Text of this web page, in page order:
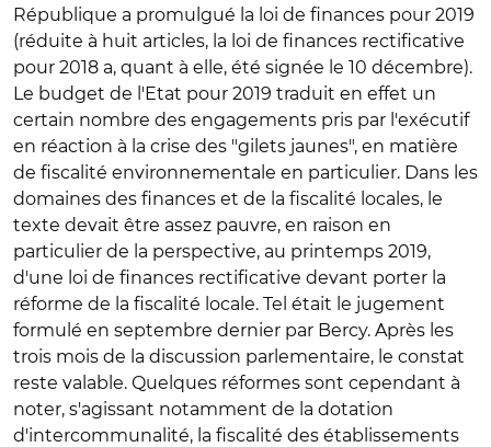
République a promulgué la loi de finances pour 2019
(réduite à huit articles, la loi de finances rectificative
pour 2018 a, quant à elle, été signée le 10 décembre).
Le budget de l'Etat pour 2019 traduit en effet un
certain nombre des engagements pris par l'exécutif
en réaction à la crise des "gilets jaunes", en matière
de fiscalité environnementale en particulier. Dans les
domaines des finances et de la fiscalité locales, le
texte devait être assez pauvre, en raison en
particulier de la perspective, au printemps 2019,
d'une loi de finances rectificative devant porter la
réforme de la fiscalité locale. Tel était le jugement
formulé en septembre dernier par Bercy. Après les
trois mois de la discussion parlementaire, le constat
reste valable. Quelques réformes sont cependant à
noter, s'agissant notamment de la dotation
d'intercommunalité, la fiscalité des établissements